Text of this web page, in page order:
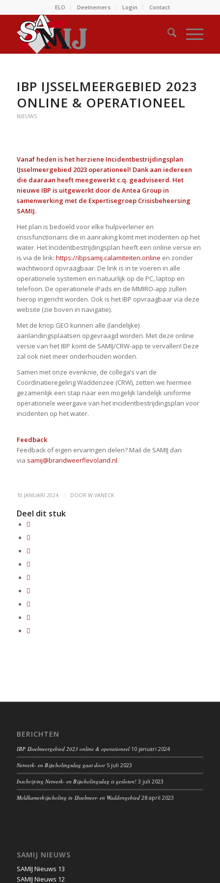
ELO Deelnemers Login Contact
IBP IJSSELMEERGEBIED 2023
ONLINE & OPERATIONEEL
NIEUWS
Vanaf heden is het herziene Incidentbestrijdingsplan
IJsselmeergebied 2023 operationeel! Dank aan iedereen
die daaraan heeft meegewerkt c.q. geadviseerd. Het
nieuwe IBP is uitgewerkt door de Antea Group in
samenwerking met de Expertisegroep Crisisbeheersing
SAMIJ.
Het plan is bedoeld voor elke hulpverlener en
crisisfunctionaris die in aanraking komt met incidenten op het
water. Het Incidentbestrijdingsplan heeft een online versie en
is via de link: https://ibpsamij.calamiteiten.online en zonder
wachtwoord opvraagbaar. De link is in te voeren in alle
operationele systemen en natuurlijk op de PC, laptop en
telefoon. De operationele iPads en de MMIRO-app zullen
hierop ingericht worden. Ook is het IBP opvraagbaar via deze
website (zie boven in navigatie).
Met de knop GEO kunnen alle (landelijke)
aanlandingsplaatsen opgevraagd worden. Met deze online
versie van het IBP komt de SAMIJ/CRW-app te vervallen! Deze
zal ook niet meer onderhouden worden.
Samen met onze evenknie, de collega’s van de
Coördinatieregeling Waddenzee (CRW), zetten we hiermee
gezamenlijk een stap naar een mogelijk landelijk uniforme
operationele weergave van het incidentbestrijdingsplan voor
incidenten op het water.
Feedback
Feedback of eigen ervaringen delen? Mail de SAMIJ dan
via samij@brandweerflevoland.nl.
10 JANUARI 2024 / DOOR W.VANECK
Deel dit stuk
BERICHTEN
IBP IJsselmeergebied 2023 online & operationeel 10 januari 2024
Netwerk- en Bijscholingsdag gaat door 5 juli 2023
Inschrijving Netwerk- en Bijscholingsdag is gesloten! 3 juli 2023
Meldkamerbijscholing in IJsselmeer- en Waddengebied 28 april 2023
SAMIJ NIEUWS
SAMIJ Nieuws 13
SAMIJ Nieuws 12